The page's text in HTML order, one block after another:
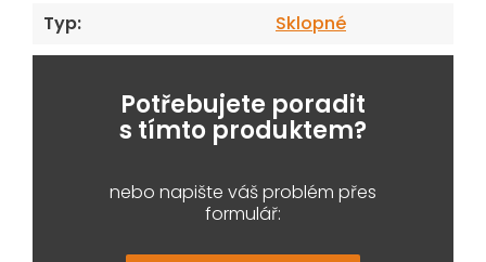
Typ: Sklopné
Potřebujete poradit
s tímto produktem?
nebo napište váš problém přes
formulář: